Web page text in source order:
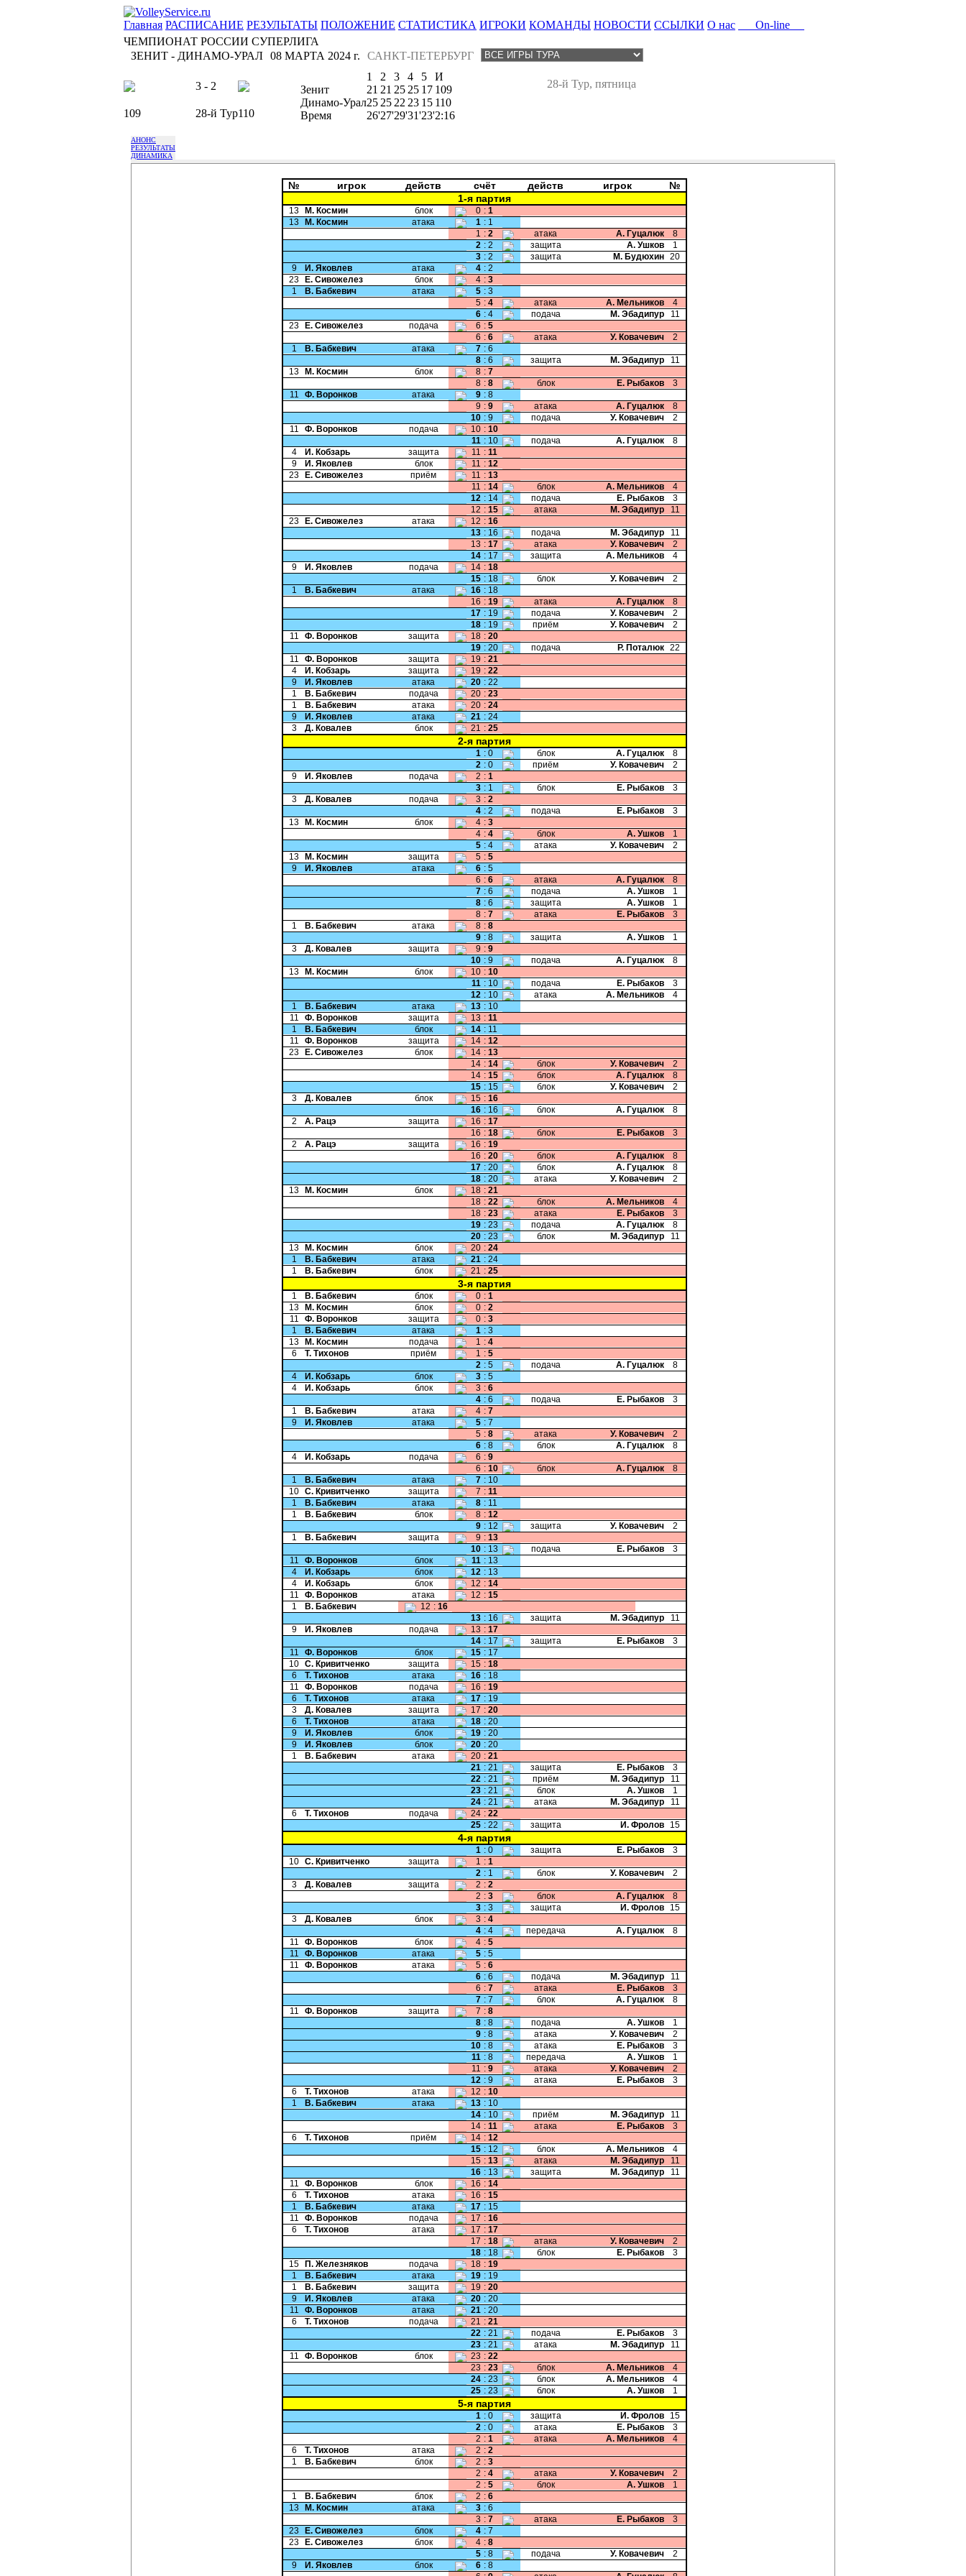
Главная РАСПИСАНИЕ РЕЗУЛЬТАТЫ ПОЛОЖЕНИЕ СТАТИСТИКА ИГРОКИ КОМАНДЫ НОВОСТИ ССЫЛКИ О нас
On-line
ЧЕМПИОНАТ РОССИИ СУПЕРЛИГА
ЗЕНИТ - ДИНАМО-УРАЛ
САНКТ-ПЕТЕРБУРГ
08 МАРТА 2024 г.
3 - 2
109 28-й Тур110
28-й Тур, пятница
1 2 3 4 5
И
Зенит
21 21 25 25 17 109
Динамо-Урал25 25 22 23 15 110
Время
26'27'29'31'23'2:16
АНОНС
РЕЗУЛЬТАТЫ
ДИНАМИКА
№ игрок действ счёт действ игрок
№
1-я партия
13 М. Космин блок 0 : 1
13
М. Космин атака 1 : 1
1 : 2 атака А. Гуцалюк
8
2 : 2 защита А. Ушков
1
3 : 2 защита М. Будюхин 20
9
И. Яковлев атака 4 : 2
23
Е. Сивожелез блок 4 : 3
1
В. Бабкевич атака 5 : 3
5 : 4 атака А. Мельников
4
6 : 4 подача М. Эбадипур
11
23
Е. Сивожелез подача 6 : 5
6 : 6 атака У. Ковачевич
2
1
В. Бабкевич атака 7 : 6
8 : 6 защита М. Эбадипур
11
13
М. Космин блок 8 : 7
8 : 8 блок Е. Рыбаков
3
11
Ф. Воронков атака 9 : 8
9 : 9 атака А. Гуцалюк
8
10 : 9 подача У. Ковачевич
2
11
Ф. Воронков подача 10 : 10
11 : 10 подача А. Гуцалюк
8
4
И. Кобзарь защита 11 : 11
9
И. Яковлев блок 11 : 12
23
Е. Сивожелез приём 11 : 13
11 : 14 блок А. Мельников
4
12 : 14 подача Е. Рыбаков
3
12 : 15 атака М. Эбадипур
11
23
Е. Сивожелез атака 12 : 16
13 : 16 подача М. Эбадипур
11
13 : 17 атака У. Ковачевич
2
14 : 17 защита А. Мельников
4
9
И. Яковлев подача 14 : 18
15 : 18 блок У. Ковачевич
2
1
В. Бабкевич атака 16 : 18
16 : 19 атака А. Гуцалюк
8
17 : 19 подача У. Ковачевич
2
18 : 19 приём У. Ковачевич
2
11
Ф. Воронков защита 18 : 20
19 : 20 подача Р. Поталюк 22
11
Ф. Воронков защита 19 : 21
4
И. Кобзарь защита 19 : 22
9
И. Яковлев атака 20 : 22
1
В. Бабкевич подача 20 : 23
1
В. Бабкевич атака 20 : 24
9
И. Яковлев атака 21 : 24
3
Д. Ковалев блок 21 : 25
2-я партия
1 : 0 блок А. Гуцалюк
8
2 : 0 приём У. Ковачевич
2
9
И. Яковлев подача 2 : 1
3 : 1 блок Е. Рыбаков
3
3
Д. Ковалев подача 3 : 2
4 : 2 подача Е. Рыбаков
3
13
М. Космин блок 4 : 3
4 : 4 блок А. Ушков
1
5 : 4 атака У. Ковачевич
2
13
М. Космин защита 5 : 5
9
И. Яковлев атака 6 : 5
6 : 6 атака А. Гуцалюк
8
7 : 6 подача А. Ушков
1
8 : 6 защита А. Ушков
1
8 : 7 атака Е. Рыбаков
3
1
В. Бабкевич атака 8 : 8
9 : 8 защита А. Ушков
1
3
Д. Ковалев защита 9 : 9
10 : 9 подача А. Гуцалюк
8
13
М. Космин блок 10 : 10
11 : 10 подача Е. Рыбаков
3
12 : 10 атака А. Мельников
4
1
В. Бабкевич атака 13 : 10
11
Ф. Воронков защита 13 : 11
1
В. Бабкевич блок 14 : 11
11
Ф. Воронков защита 14 : 12
23
Е. Сивожелез блок 14 : 13
14 : 14 блок У. Ковачевич
2
14 : 15 блок А. Гуцалюк
8
15 : 15 блок У. Ковачевич
2
3
Д. Ковалев блок 15 : 16
16 : 16 блок А. Гуцалюк
8
2
А. Рацэ защита 16 : 17
16 : 18 блок Е. Рыбаков
3
2
А. Рацэ защита 16 : 19
16 : 20 блок А. Гуцалюк
8
17 : 20 блок А. Гуцалюк
8
18 : 20 атака У. Ковачевич
2
13
М. Космин блок 18 : 21
18 : 22 блок А. Мельников
4
18 : 23 атака Е. Рыбаков
3
19 : 23 подача А. Гуцалюк
8
20 : 23 блок М. Эбадипур
11
13
М. Космин блок 20 : 24
1
В. Бабкевич атака 21 : 24
1
В. Бабкевич блок 21 : 25
3-я партия
1 В. Бабкевич блок 0 : 1
13
М. Космин блок 0 : 2
11
Ф. Воронков защита 0 : 3
1
В. Бабкевич атака 1 : 3
13
М. Космин подача 1 : 4
6
Т. Тихонов приём 1 : 5
2 : 5 подача А. Гуцалюк
8
4
И. Кобзарь блок 3 : 5
4
И. Кобзарь блок 3 : 6
4 : 6 подача Е. Рыбаков
3
1
В. Бабкевич атака 4 : 7
9
И. Яковлев атака 5 : 7
5 : 8 атака У. Ковачевич
2
6 : 8 блок А. Гуцалюк
8
4
И. Кобзарь подача 6 : 9
6 : 10 блок А. Гуцалюк
8
1
В. Бабкевич атака 7 : 10
10 С. Кривитченко защита 7 : 11
1
В. Бабкевич атака 8 : 11
1
В. Бабкевич блок 8 : 12
9 : 12 защита У. Ковачевич
2
1
В. Бабкевич защита 9 : 13
10 : 13 подача Е. Рыбаков
3
11
Ф. Воронков блок 11 : 13
4
И. Кобзарь блок 12 : 13
4
И. Кобзарь блок 12 : 14
11
Ф. Воронков атака 12 : 15
1
В. Бабкевич 12 : 16
13 : 16 защита М. Эбадипур
11
9
И. Яковлев подача 13 : 17
14 : 17 защита Е. Рыбаков
3
11
Ф. Воронков блок 15 : 17
10 С. Кривитченко защита 15 : 18
6
Т. Тихонов атака 16 : 18
11
Ф. Воронков подача 16 : 19
6
Т. Тихонов атака 17 : 19
3
Д. Ковалев защита 17 : 20
6
Т. Тихонов атака 18 : 20
9
И. Яковлев блок 19 : 20
9
И. Яковлев блок 20 : 20
1
В. Бабкевич атака 20 : 21
21 : 21 защита Е. Рыбаков
3
22 : 21 приём М. Эбадипур
11
23 : 21 блок А. Ушков
1
24 : 21 атака М. Эбадипур
11
6
Т. Тихонов подача 24 : 22
25 : 22 защита И. Фролов 15
4-я партия
1 : 0 защита Е. Рыбаков
3
10 С. Кривитченко защита 1 : 1
2 : 1 блок У. Ковачевич
2
3
Д. Ковалев защита 2 : 2
2 : 3 блок А. Гуцалюк
8
3 : 3 защита И. Фролов
15
3
Д. Ковалев блок 3 : 4
4 : 4 передача А. Гуцалюк
8
11
Ф. Воронков блок 4 : 5
11
Ф. Воронков атака 5 : 5
11
Ф. Воронков атака 5 : 6
6 : 6 подача М. Эбадипур
11
6 : 7 атака Е. Рыбаков
3
7 : 7 блок А. Гуцалюк
8
11
Ф. Воронков защита 7 : 8
8 : 8 подача А. Ушков
1
9 : 8 атака У. Ковачевич
2
10 : 8 атака Е. Рыбаков
3
11 : 8 передача А. Ушков
1
11 : 9 атака У. Ковачевич
2
12 : 9 атака Е. Рыбаков
3
6
Т. Тихонов атака 12 : 10
1
В. Бабкевич атака 13 : 10
14 : 10 приём М. Эбадипур
11
14 : 11 атака Е. Рыбаков
3
6
Т. Тихонов приём 14 : 12
15 : 12 блок А. Мельников
4
15 : 13 атака М. Эбадипур
11
16 : 13 защита М. Эбадипур
11
11
Ф. Воронков блок 16 : 14
6
Т. Тихонов атака 16 : 15
1
В. Бабкевич атака 17 : 15
11
Ф. Воронков подача 17 : 16
6
Т. Тихонов атака 17 : 17
17 : 18 атака У. Ковачевич
2
18 : 18 блок Е. Рыбаков
3
15
П. Железняков подача 18 : 19
1
В. Бабкевич атака 19 : 19
1
В. Бабкевич защита 19 : 20
9
И. Яковлев атака 20 : 20
11
Ф. Воронков атака 21 : 20
6
Т. Тихонов подача 21 : 21
22 : 21 подача Е. Рыбаков
3
23 : 21 атака М. Эбадипур
11
11
Ф. Воронков блок 23 : 22
23 : 23 блок А. Мельников
4
24 : 23 блок А. Мельников
4
25 : 23 блок А. Ушков 1
5-я партия
1 : 0 защита И. Фролов
15
2 : 0 атака Е. Рыбаков
3
2 : 1 атака А. Мельников
4
6
Т. Тихонов атака 2 : 2
1
В. Бабкевич блок 2 : 3
2 : 4 атака У. Ковачевич
2
2 : 5 блок А. Ушков
1
1
В. Бабкевич блок 2 : 6
13
М. Космин атака 3 : 6
3 : 7 атака Е. Рыбаков
3
23
Е. Сивожелез блок 4 : 7
23
Е. Сивожелез блок 4 : 8
5 : 8 подача У. Ковачевич
2
9
И. Яковлев блок 6 : 8